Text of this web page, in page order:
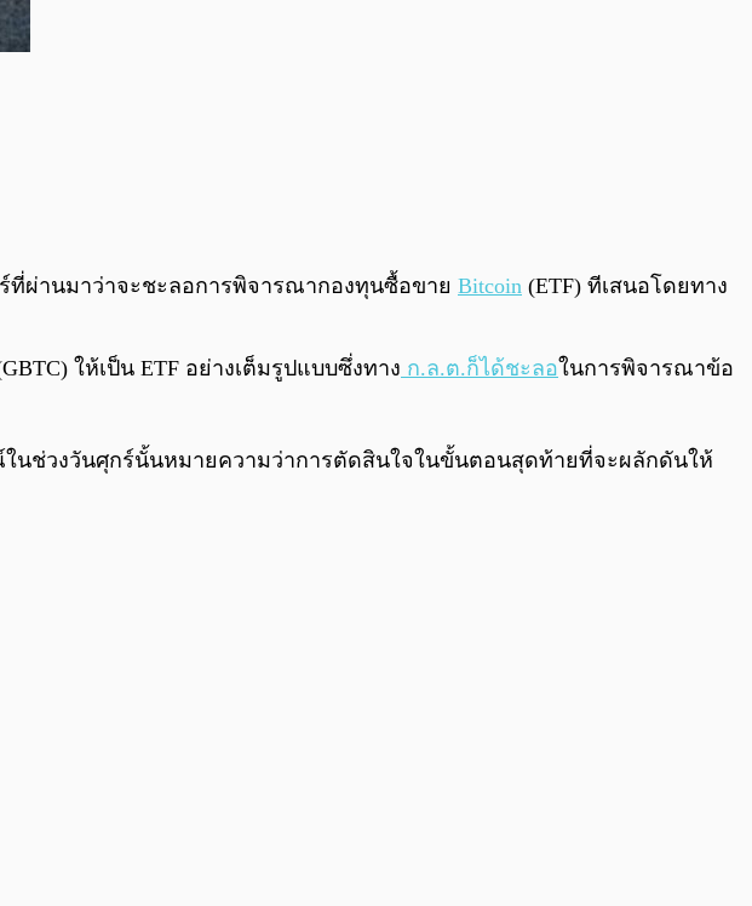
0:00 0:00
ที่ผ่านมาว่าจะชะลอการพิจารณากองทุนซื้อขาย Bitcoin (ETF) ทีเสนอโดยทาง
ให้เป็น ETF อย่างเต็มรูปแบบซึ่งทาง ก.ล.ต.ก็ได้ชะลอในการพิจารณาข้อ
ในช่วงวันศุกร์นั้นหมายความว่าการตัดสินใจในขั้นตอนสุดท้ายที่จะผลักดันให้